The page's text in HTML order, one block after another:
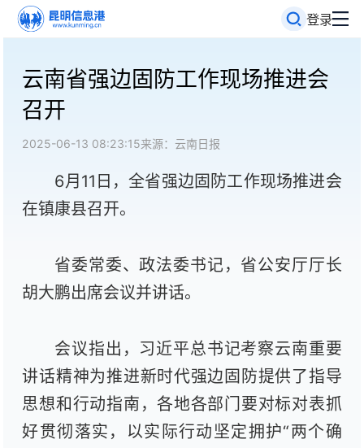
登录
云南省强边固防工作现场推进会
召开
2025-06-13 08:23:15来源：云南日报
6月11日，全省强边固防工作现场推进会
在镇康县召开。
省委常委、政法委书记，省公安厅厅长
胡大鹏出席会议并讲话。
会议指出，习近平总书记考察云南重要
讲话精神为推进新时代强边固防提供了指导
思想和行动指南，各地各部门要对标对表抓
好贯彻落实，以实际行动坚定拥护“两个确